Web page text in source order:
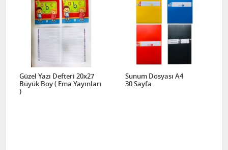
Güzel Yazı Defteri 20x27
Büyük Boy ( Ema Yayınları
)
Sunum Dosyası A4
30 Sayfa